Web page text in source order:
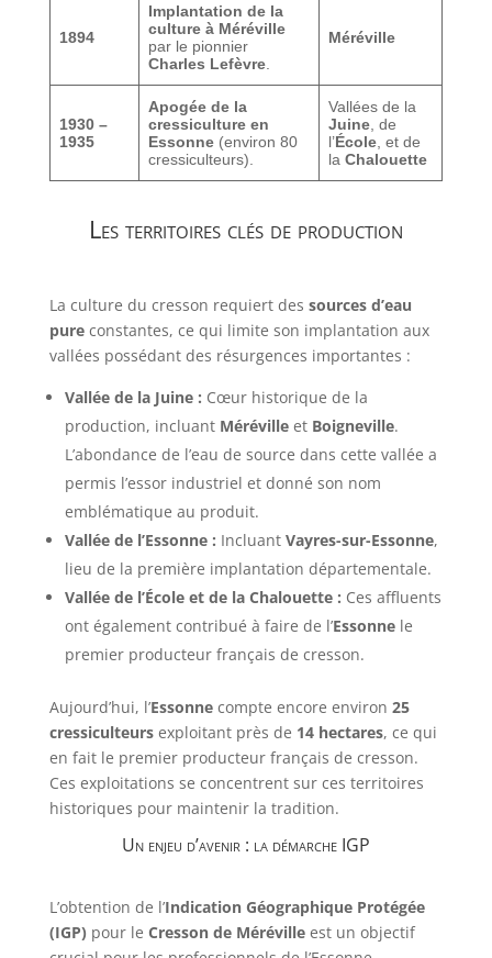
1894
Implantation de la
culture à Méréville
par le pionnier
Charles Lefèvre
Méréville
1930 –
1935
Apogée de la
cressiculture en
Essonne (environ 80
cressiculteurs).
Vallées de la
Juine , de
l’École , et de
la Chalouette
Les territoires clés de production
La culture du cresson requiert des sources d’eau
pureconstantes, ce qui limite son implantation aux
vallées possédant des résurgences importantes :
Vallée de la Juine : Cœur historique de la
production, incluant Mérévilleet Boigneville.
L’abondance de l’eau de source dans cette vallée a
permis l’essor industriel et donné son nom
emblématique au produit.
Vallée de l’Essonne : Incluant Vayres-sur-Essonne,
lieu de la première implantation départementale.
Vallée de l’École et de la Chalouette : Ces affluents
ont également contribué à faire de l’Essonnele
premier producteur français de cresson.
Aujourd’hui, l’Essonnecompte encore environ 25
cressiculteursexploitant près de 14 hectares, ce qui
en fait le premier producteur français de cresson.
Ces exploitations se concentrent sur ces territoires
historiques pour maintenir la tradition.
Un enjeu d’avenir : la démarche IGP
L’obtention de l’Indication Géographique Protégée
(IGP) pour le Cresson de Mérévilleest un objectif